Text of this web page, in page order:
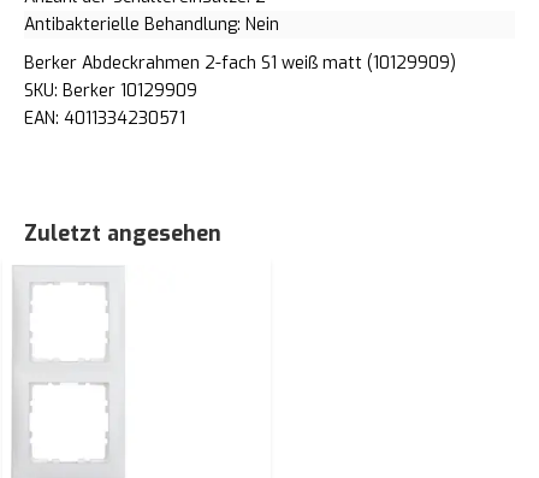
Antibakterielle Behandlung: Nein
Berker Abdeckrahmen 2-fach S1 weiß matt (10129909)
SKU: Berker 10129909
EAN: 4011334230571
Zuletzt angesehen